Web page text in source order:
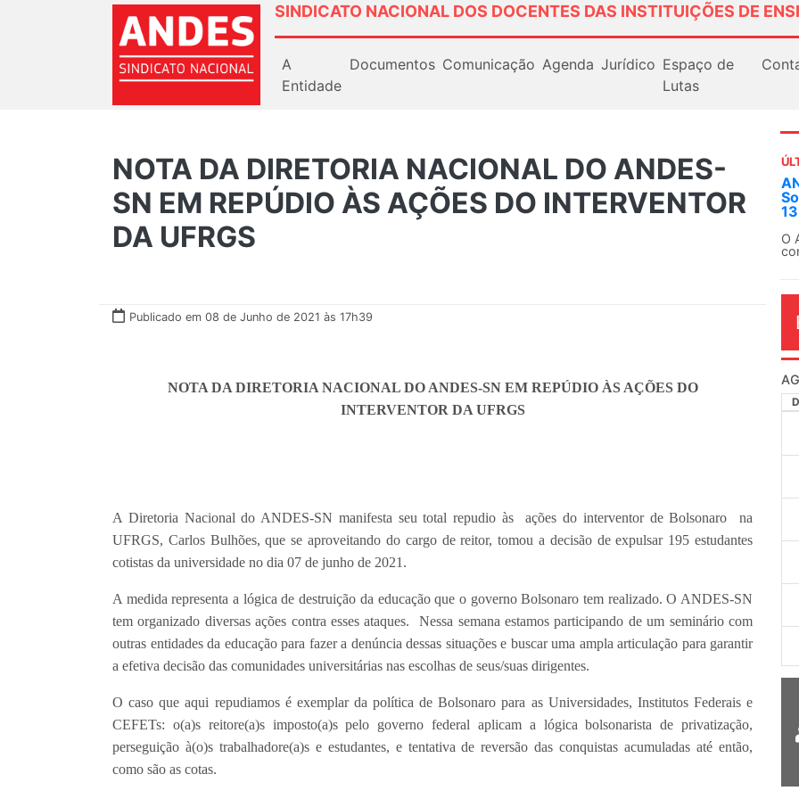
SINDICATO NACIONAL DOS DOCENTES DAS INSTITUIÇÕES DE
A
Entidade
Documentos Comunicação Agenda Jurídico Espaço de
Lutas
NOTA DA DIRETORIA NACIONAL DO ANDES-
SN EM REPÚDIO ÀS AÇÕES DO INTERVENTOR
DA UFRGS
Publicado em 08 de Junho de 2021 às 17h39
NOTA DA DIRETORIA NACIONAL DO ANDES-SN EM REPÚDIO ÀS AÇÕES DO
INTERVENTOR DA UFRGS
A Diretoria Nacional do ANDES-SN manifesta seu total repudio às ações do interventor de Bolsonaro na
UFRGS, Carlos Bulhões, que se aproveitando do cargo de reitor, tomou a decisão de expulsar 195 estudantes
cotistas da universidade no dia 07 de junho de 2021.
A medida representa a lógica de destruição da educação que o governo Bolsonaro tem realizado. O ANDES-SN
tem organizado diversas ações contra esses ataques. Nessa semana estamos participando de um seminário com
outras entidades da educação para fazer a denúncia dessas situações e buscar uma ampla articulação para garantir
a efetiva decisão das comunidades universitárias nas escolhas de seus/suas dirigentes.
O caso que aqui repudiamos é exemplar da política de Bolsonaro para as Universidades, Institutos Federais e
CEFETs: o(a)s reitore(a)s imposto(a)s pelo governo federal aplicam a lógica bolsonarista de privatização,
perseguição à(o)s trabalhadore(a)s e estudantes, e tentativa de reversão das conquistas acumuladas até então,
como são as cotas.
O